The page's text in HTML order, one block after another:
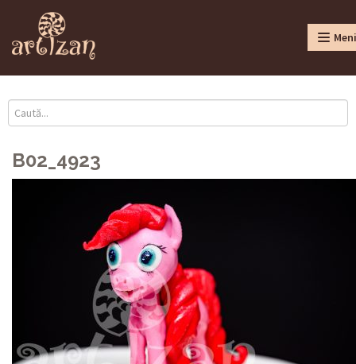
B02_4923